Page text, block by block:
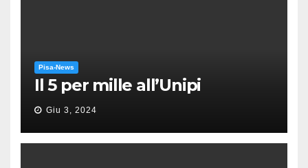
Pisa-News
Il 5 per mille all’Unipi
Giu 3, 2024